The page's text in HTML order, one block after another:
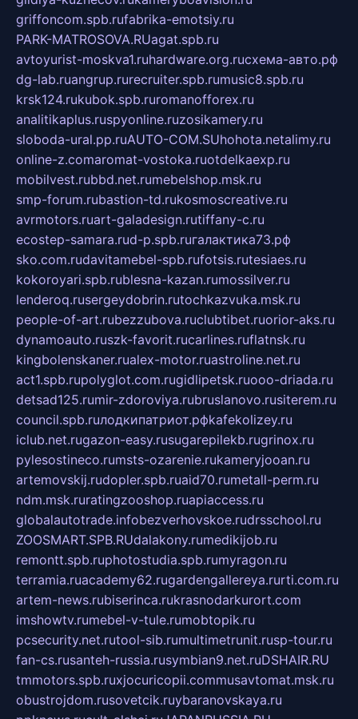
griffoncom.spb.rufabrika-emotsiy.ru
PARK-MATROSOVA.RUagat.spb.ru
avtoyurist-moskva1.ruhardware.org.ruсхема-авто.рф
dg-lab.ruangrup.rurecruiter.spb.rumusic8.spb.ru
krsk124.rukubok.spb.ruromanofforex.ru
analitikaplus.ruspyonline.ruzosikamery.ru
sloboda-ural.pp.ruAUTO-COM.SUhohota.netalimy.ru
online-z.comaromat-vostoka.ruotdelkaexp.ru
mobilvest.rubbd.net.rumebelshop.msk.ru
smp-forum.rubastion-td.rukosmoscreative.ru
avrmotors.ruart-galadesign.rutiffany-c.ru
ecostep-samara.rud-p.spb.ruгалактика73.рф
sko.com.rudavitamebel-spb.rufotsis.rutesiaes.ru
kokoroyari.spb.rublesna-kazan.rumossilver.ru
lenderoq.rusergeydobrin.rutochkazvuka.msk.ru
people-of-art.rubezzubova.ruclubtibet.ruorior-aks.ru
dynamoauto.ruszk-favorit.rucarlines.ruflatnsk.ru
kingbolenskaner.rualex-motor.ruastroline.net.ru
act1.spb.rupolyglot.com.rugidlipetsk.ruooo-driada.ru
detsad125.rumir-zdoroviya.rubruslanovo.rusiterem.ru
council.spb.ruлодкипатриот.рфkafekolizey.ru
iclub.net.rugazon-easy.rusugarepilekb.rugrinox.ru
pylesostineco.rumsts-ozarenie.rukameryjooan.ru
artemovskij.rudopler.spb.ruaid70.rumetall-perm.ru
ndm.msk.ruratingzooshop.ruapiaccess.ru
globalautotrade.infobezverhovskoe.rudrsschool.ru
ZOOSMART.SPB.RUdalakony.rumedikijob.ru
remontt.spb.ruphotostudia.spb.rumyragon.ru
terramia.ruacademy62.rugardengallereya.rurti.com.ru
artem-news.rubiserinca.rukrasnodarkurort.com
imshowtv.rumebel-v-tule.rumobtopik.ru
pcsecurity.net.rutool-sib.rumultimetrunit.rusp-tour.ru
fan-cs.rusanteh-russia.rusymbian9.net.ruDSHAIR.RU
tmmotors.spb.ruxjocuricopii.commusavtomat.msk.ru
obustrojdom.rusovetcik.ruybaranovskaya.ru